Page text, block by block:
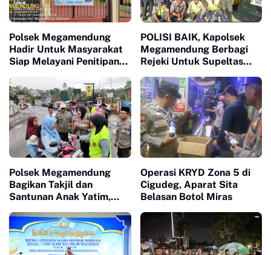
Polsek Megamendung
Hadir Untuk Masyarakat
Siap Melayani Penitipan
Berharga Lainnya Yang
Ditinggal Mudik Agar
Lebih Aman, TIDAK
DIPUNGUT BIAYA
APAPUN
POLISI BAIK, Kapolsek
Megamendung Berbagi
Rejeki Untuk Supeltas
Tingkatkan Rasa Syukur
Di Bulan Suci Ramadhan
1447 H/2026
Polsek Megamendung
Bagikan Takjil dan
Santunan Anak Yatim,
Kamtibmas Selama
Ramadan 2026
Operasi KRYD Zona 5 di
Cigudeg, Aparat Sita
Belasan Botol Miras